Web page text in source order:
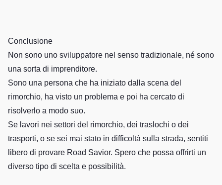
Conclusione
Non sono uno sviluppatore nel senso tradizionale, né sono
una sorta di imprenditore.
Sono una persona che ha iniziato dalla scena del
rimorchio, ha visto un problema e poi ha cercato di
risolverlo a modo suo.
Se lavori nei settori del rimorchio, dei traslochi o dei
trasporti, o se sei mai stato in difficoltà sulla strada, sentiti
libero di provare Road Savior. Spero che possa offrirti un
diverso tipo di scelta e possibilità.